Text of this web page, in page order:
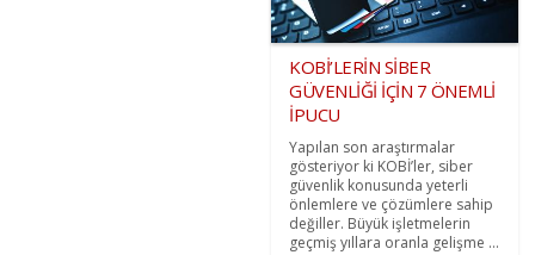
KOBİ’LERİN SİBER
GÜVENLİĞİ İÇİN 7 ÖNEMLİ
İPUCU
Yapılan son araştırmalar
gösteriyor ki KOBİ’ler, siber
güvenlik konusunda yeterli
önlemlere ve çözümlere sahip
değiller. Büyük işletmelerin
geçmiş yıllara oranla gelişme ...